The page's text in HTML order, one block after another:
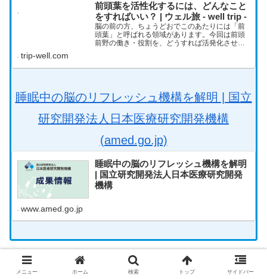
前頭葉を活性化するには、どんなこと
をすればいい？ | ウェル旅 - well trip -
脳の前の方、ちょうどおでこのあたりには「前
頭葉」と呼ばれる領域があります。今回は前頭
前野の働き・役割を、どうすれば活発化させる
を活性化することのメリットっ...
trip-well.com
睡眠中の脳のリフレッシュ機構を解明 | 国立
研究開発法人日本医療研究開発機構
(amed.go.jp)
睡眠中の脳のリフレッシュ機構を解明
| 国立研究開発法人日本医療研究開発
機構
www.amed.go.jp
メニュー ホーム 検索 トップ サイドバー